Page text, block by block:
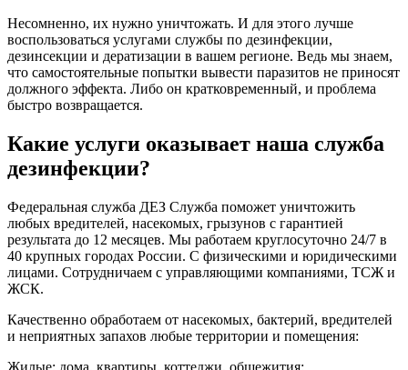
Несомненно, их нужно уничтожать. И для этого лучше
воспользоваться услугами службы по дезинфекции,
дезинсекции и дератизации в вашем регионе. Ведь мы знаем,
что самостоятельные попытки вывести паразитов не приносят
должного эффекта. Либо он кратковременный, и проблема
быстро возвращается.
Какие услуги оказывает наша служба
дезинфекции?
Федеральная служба ДЕЗ Служба поможет уничтожить
любых вредителей, насекомых, грызунов с гарантией
результата до 12 месяцев. Мы работаем круглосуточно 24/7 в
40 крупных городах России. С физическими и юридическими
лицами. Сотрудничаем с управляющими компаниями, ТСЖ и
ЖСК.
Качественно обработаем от насекомых, бактерий, вредителей
и неприятных запахов любые территории и помещения:
Жилые: дома, квартиры, коттеджи, общежития;